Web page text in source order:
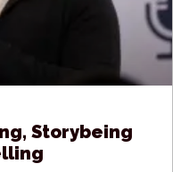
Storybeing